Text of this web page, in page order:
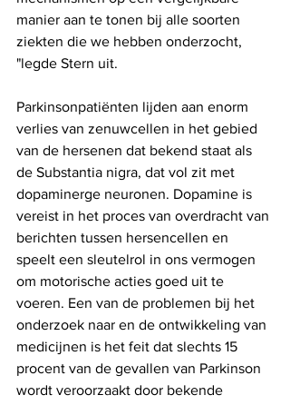
manier aan te tonen bij alle soorten
ziekten die we hebben onderzocht,
"legde Stern uit.
Parkinsonpatiënten lijden aan enorm
verlies van zenuwcellen in het gebied
van de hersenen dat bekend staat als
de Substantia nigra, dat vol zit met
dopaminerge neuronen. Dopamine is
vereist in het proces van overdracht van
berichten tussen hersencellen en
speelt een sleutelrol in ons vermogen
om motorische acties goed uit te
voeren. Een van de problemen bij het
onderzoek naar en de ontwikkeling van
medicijnen is het feit dat slechts 15
procent van de gevallen van Parkinson
wordt veroorzaakt door bekende